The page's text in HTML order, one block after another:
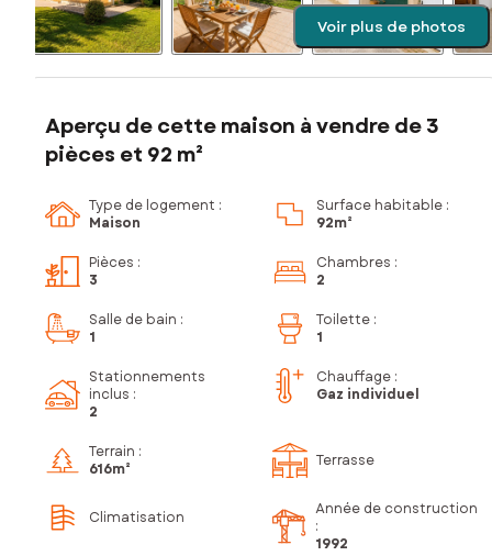
Voir plus de photos
Aperçu de cette maison à vendre de 3
pièces et 92 m²
Type de logement :
Maison
Surface habitable :
92m²
Pièces :
3
Chambres :
2
Salle de bain :
1
Toilette :
1
Stationnements
inclus :
2
Chauffage :
Gaz individuel
Terrain :
616m²
Terrasse
Climatisation
Année de construction
:
1992